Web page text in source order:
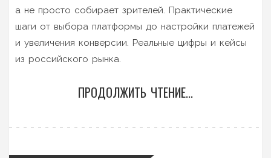
а не просто собирает зрителей. Практические
шаги от выбора платформы до настройки платежей
и увеличения конверсии. Реальные цифры и кейсы
из российского рынка.
ПРОДОЛЖИТЬ ЧТЕНИЕ...